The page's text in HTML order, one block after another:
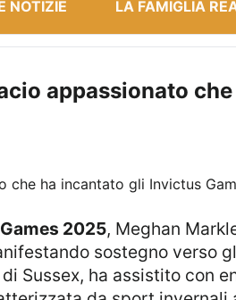
NOTIZIE LA FAMIGLIA
appassionato
2025, Meghan
sostegno verso
Sussex, ha assistito con